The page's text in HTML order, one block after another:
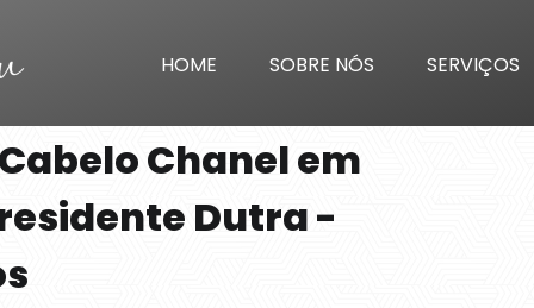
HOME SOBRE NÓS SERVIÇOS
Chanel em
Dutra -